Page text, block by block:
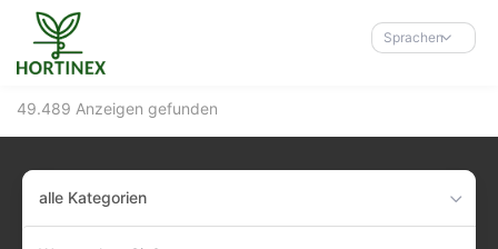
Accessibility-
Modus
aktivieren
Navigation
zum
Sprachen
49.489 Anzeigen gefunden
alle Kategorien